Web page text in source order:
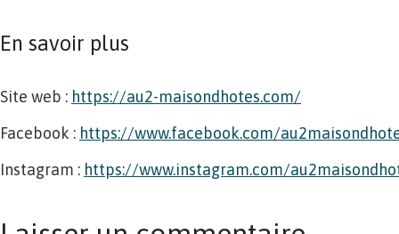
En savoir plus
Site web : https://au2-maisondhotes.com/
Facebook : https://www.facebook.com/
Instagram : https://www.instagram.com/